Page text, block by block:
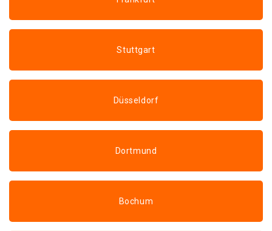
Stuttgart
Düsseldorf
Dortmund
Bochum